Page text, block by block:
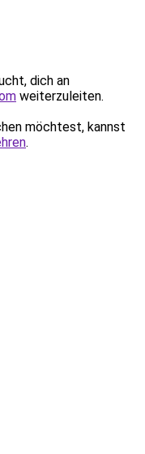
dich an
weiterzuleiten.
möchtest, kannst
.